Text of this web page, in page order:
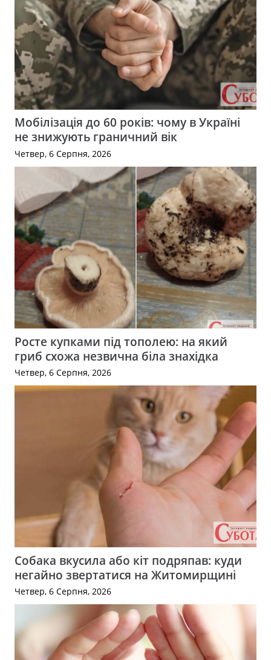
Мобілізація до 60 років: чому в Україні
не знижують граничний вік
Четвер, 6 Серпня, 2026
Росте купками під тополею: на який
гриб схожа незвична біла знахідка
Четвер, 6 Серпня, 2026
Собака вкусила або кіт подряпав: куди
негайно звертатися на Житомирщині
Четвер, 6 Серпня, 2026